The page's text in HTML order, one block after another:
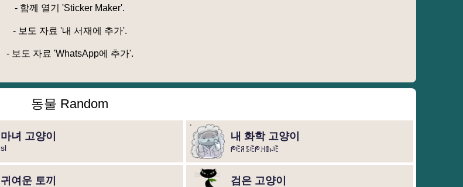
- 함께 열기 'Sticker Maker'.
- 보도 자료 '내 서재에 추가'.
- 보도 자료 'WhatsApp에 추가'.
동물 Random
마녀 고양이
sl
내 화학 고양이
ᖘꍟꋪꌗꍟᖘꃅꂦꈤꍟ
귀여운 토끼 검은 고양이